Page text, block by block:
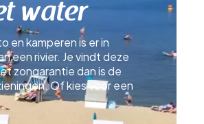
water
en kamperen is er in
een rivier. Je vindt deze
zongarantie dan is de
Of kies voor een